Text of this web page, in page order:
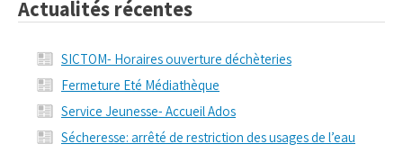
Actualités récentes
SICTOM- Horaires ouverture déchèteries
Fermeture Eté Médiathèque
Service Jeunesse- Accueil Ados
Sécheresse: arrêté de restriction des usages de l’eau